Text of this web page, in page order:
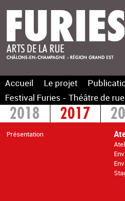
Accueil Le projet
Festival Furies - Théâtre de rue
2018 2017
Présentation